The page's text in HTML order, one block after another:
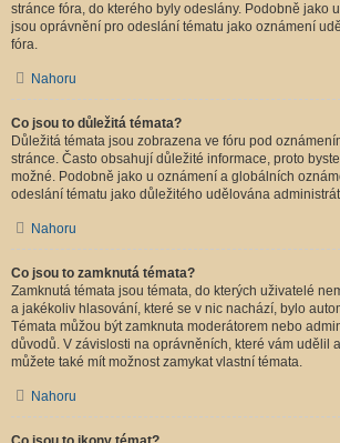
stránce fóra, do kterého byly odeslány. Podobně jako
jsou oprávnění pro odeslání tématu jako oznámení
fóra.
Nahoru
Co jsou to důležitá témata?
Důležitá témata jsou zobrazena ve fóru pod
stránce. Často obsahují důležité informace, proto
možné. Podobně jako u oznámení a globálních
odeslání tématu jako důležitého udělována
Nahoru
Co jsou to zamknutá témata?
Zamknutá témata jsou témata, do kterých uživatelé
a jakékoliv hlasování, které se v nic nachází, bylo
Témata můžou být zamknuta moderátorem nebo
důvodů. V závislosti na oprávněních, které vám udělil
můžete také mít možnost zamykat vlastní témata.
Nahoru